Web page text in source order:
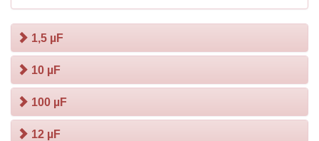
1,5 µF
10 µF
100 µF
12 µF